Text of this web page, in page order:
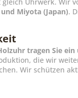
Miyota (Japan).
tragen Sie
die wir
Wir schützen